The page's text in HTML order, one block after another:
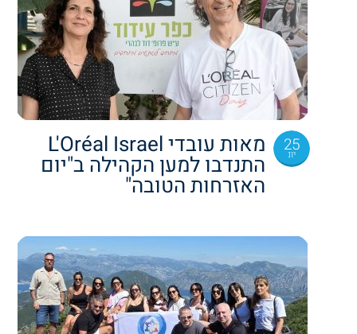
25
יונ מאות עובדי L'Oréal Israel
התנדבו למען הקהילה ב"יום
האזרחות הטובה"